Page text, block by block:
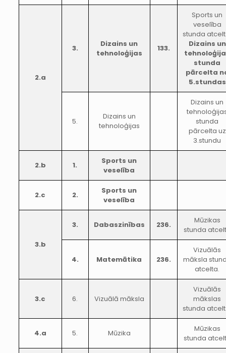
2.a
3.
Dizains un
tehnoloģijas
133.
Sports un
veselība
stunda
Dizains un
stunda
pārcelta
5.stundas
5.
Dizains un
tehnoloģijas
Dizains un
stunda
pārcelta uz
3.stundu
2.b 1.
Sports un
veselība
2.c 2.
Sports un
veselība
3.b
3. Dabaszinības 236.
Mūzikas
stunda
4. Matemātika 236.
Vizuālās
māksla
atcelta.
3.c 6. Vizuālā māksla
Vizuālās
mākslas
stunda
4.a 5. Mūzika
Mūzikas
stunda